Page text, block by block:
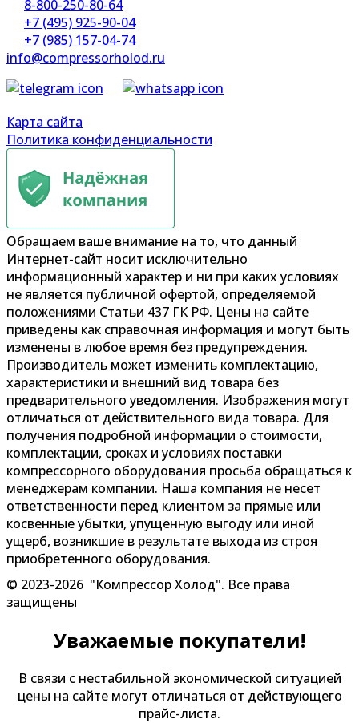
8-800-250-80-64
+7 (495) 925-90-04
+7 (985) 157-04-74
info@compressorholod.ru
Карта сайта
Политика конфиденциальности
Обращаем ваше внимание на то, что данный
Интернет-сайт носит исключительно
информационный характер и ни при каких условиях
не является публичной офертой, определяемой
положениями Статьи 437 ГК РФ. Цены на сайте
приведены как справочная информация и могут быть
изменены в любое время без предупреждения.
Производитель может изменить комплектацию,
характеристики и внешний вид товара без
предварительного уведомления. Изображения могут
отличаться от действительного вида товара. Для
получения подробной информации о стоимости,
комплектации, сроках и условиях поставки
компрессорного оборудования просьба обращаться к
менеджерам компании. Наша компания не несет
ответственности перед клиентом за прямые или
косвенные убытки, упущенную выгоду или иной
ущерб, возникшие в результате выхода из строя
приобретенного оборудования.
© 2023-2026 "Компрессор Холод". Все права
защищены
Уважаемые покупатели!
В связи с нестабильной экономической ситуацией
цены на сайте могут отличаться от действующего
прайс-листа.